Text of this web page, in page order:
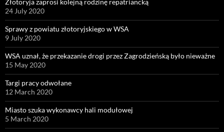
Złotoryja zaprosi kolejną rodzinę repatriancką
24 July 2020
Sprawy z powiatu złotoryjskiego w WSA
9 July 2020
WSA uznał, że przekazanie drogi przez Zagrodzieńską było nieważne
15 May 2020
Targi pracy odwołane
12 March 2020
Miasto szuka wykonawcy hali modułowej
5 March 2020